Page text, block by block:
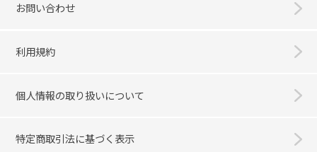
お問い合わせ
利用規約
個人情報の取り扱いについて
特定商取引法に基づく表示